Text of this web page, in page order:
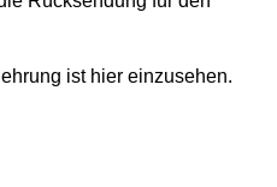
ist hier einzusehen.